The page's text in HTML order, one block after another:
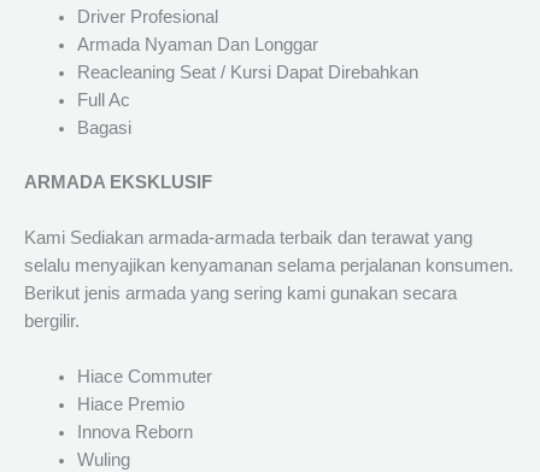
Driver Profesional
Armada Nyaman Dan Longgar
Reacleaning Seat / Kursi Dapat Direbahkan
Full Ac
Bagasi
ARMADA EKSKLUSIF
Kami Sediakan armada-armada terbaik dan terawat yang
selalu menyajikan kenyamanan selama perjalanan konsumen.
Berikut jenis armada yang sering kami gunakan secara
bergilir.
Hiace Commuter
Hiace Premio
Innova Reborn
Wuling